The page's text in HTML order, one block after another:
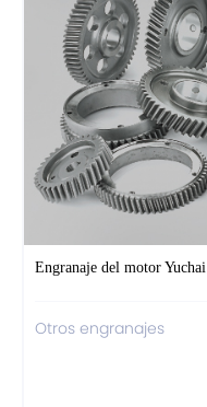
Engranaje del motor Yuchai
Otros engranajes